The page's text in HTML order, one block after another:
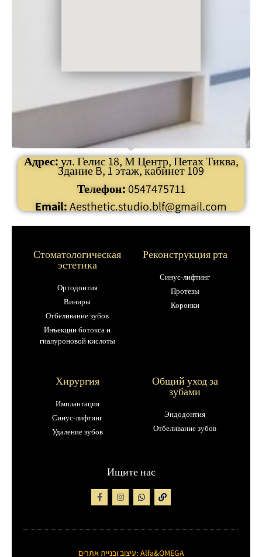
Адрес:ул. Гелис 18, М Центр, Петах Тиква,
Здание B, 1 этаж, кабинет 109
Телефон:0547475711
Email:Aesthetic.studio.blf@gmail.com
Стоматологическая
эстетика
Ортодонтия
Виниры
Отбеливание зубов
Инъекции ботокса и
гиалуроновой кислоты
Реконструкция рта
Синус-лифтинг
Протезы
Коронки
Хирургия
Имплантация
Синус-лифтинг
Удаление зубов
Общий уход за
зубами
Эндодонтия
Отбеливание зубов
Ищите нас
עיצוב ובניית אתרים: Alfa&OMEGA